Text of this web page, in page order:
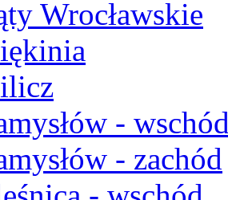
Wrocławskie
-
- zachód